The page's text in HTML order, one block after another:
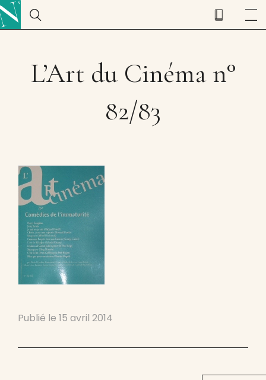
L’Art du Cinéma n°
82/83
Publié le 15 avril 2014